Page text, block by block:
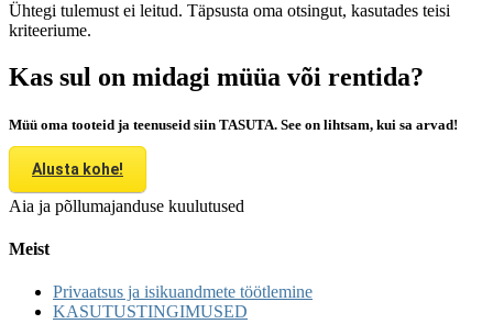
Ühtegi tulemust ei leitud. Täpsusta oma otsingut, kasutades teisi
kriteeriume.
Kas sul on midagi müüa või rentida?
Müü oma tooteid ja teenuseid siin TASUTA. See on lihtsam, kui sa arvad!
Alusta kohe!
Aia ja põllumajanduse kuulutused
Meist
Privaatsus ja isikuandmete töötlemine
KASUTUSTINGIMUSED